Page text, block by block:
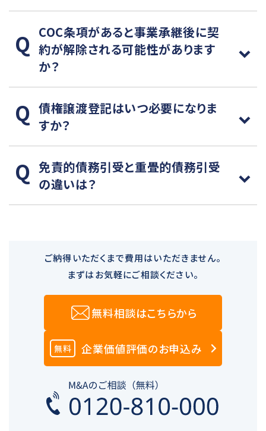
COC条項があると事業承継後に契
約が解除される可能性があります
か？
債権譲渡登記はいつ必要になりま
すか？
免責的債務引受と重畳的債務引受
の違いは？
ご納得いただくまで費用はいただきません。
まずはお気軽にご相談ください。
無料相談はこちらから
無料 企業価値評価のお申込み